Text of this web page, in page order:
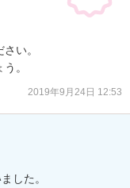
い。
。
2019年9月24日 12:53
した。